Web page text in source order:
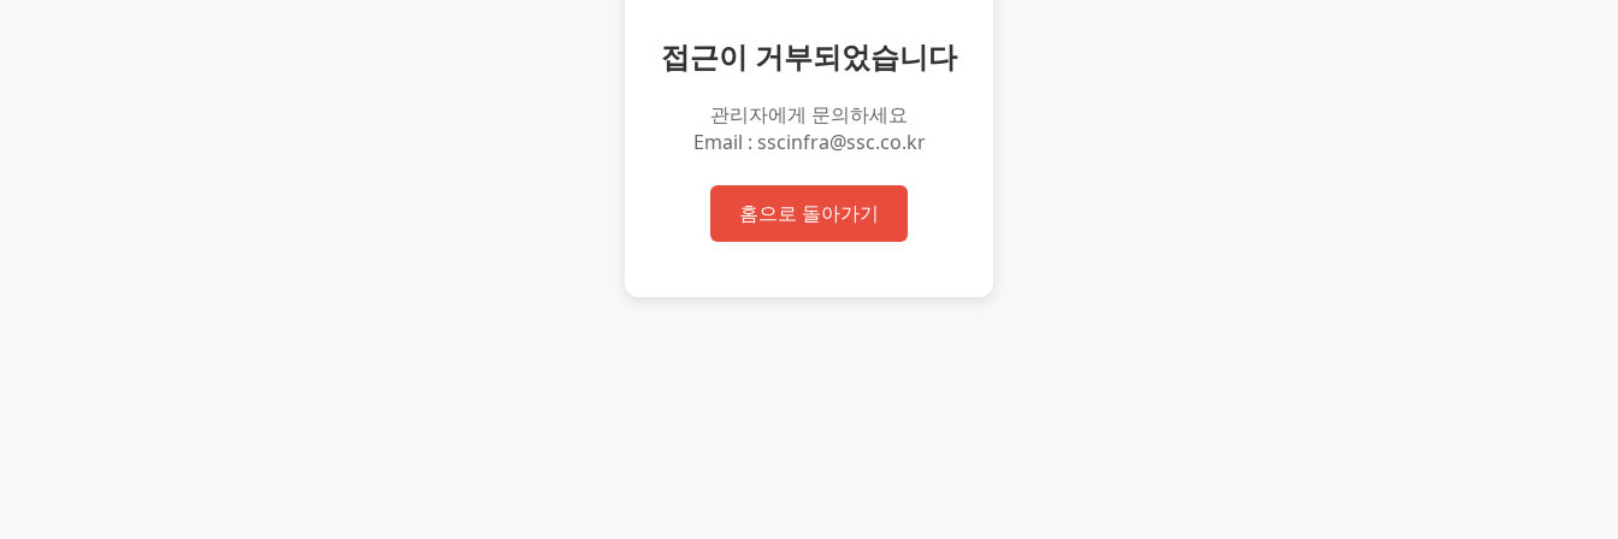
접근이 거부되었습니다
관리자에게 문의하세요
Email : sscinfra@ssc.co.kr
홈으로 돌아가기